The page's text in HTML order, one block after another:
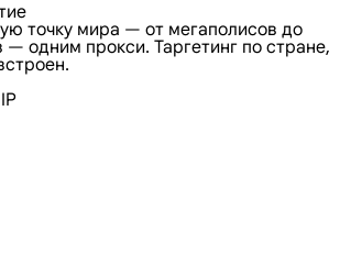
точку мира — от мегаполисов до
одним прокси. Таргетинг по стране,